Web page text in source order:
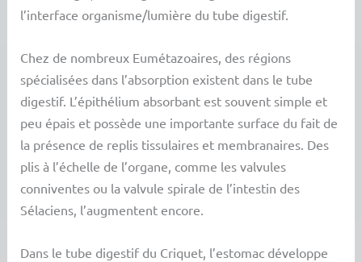
l’interface organisme/lumière du tube digestif.
Chez de nombreux Eumétazoaires, des régions
spécialisées dans l’absorption existent dans le tube
digestif. L’épithélium absorbant est souvent simple et
peu épais et possède une importante surface du fait de
la présence de replis tissulaires et membranaires. Des
plis à l’échelle de l’organe, comme les valvules
conniventes ou la valvule spirale de l’intestin des
Sélaciens, l’augmentent encore.
Dans le tube digestif du Criquet, l’estomac développe